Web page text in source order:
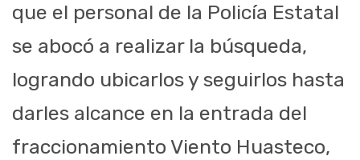
que el personal de la Policía Estatal
se abocó a realizar la búsqueda,
logrando ubicarlos y seguirlos hasta
darles alcance en la entrada del
fraccionamiento Viento Huasteco,